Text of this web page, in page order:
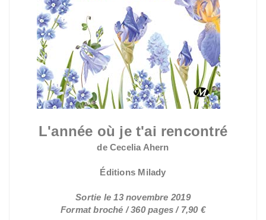
L'année où je t'ai rencontré
de Cecelia Ahern
Éditions Milady
Sortie le 13 novembre 2019
Format broché / 360 pages / 7,90 €